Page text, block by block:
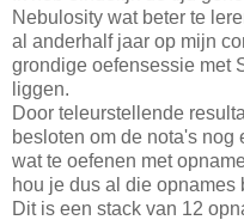
Nebulosity wat beter te
al anderhalf jaar op mijn
grondige oefensessie met
liggen.
Door teleurstellende
besloten om de nota's nog
wat te oefenen met
hou je dus al die opnames
Dit is een stack van 12